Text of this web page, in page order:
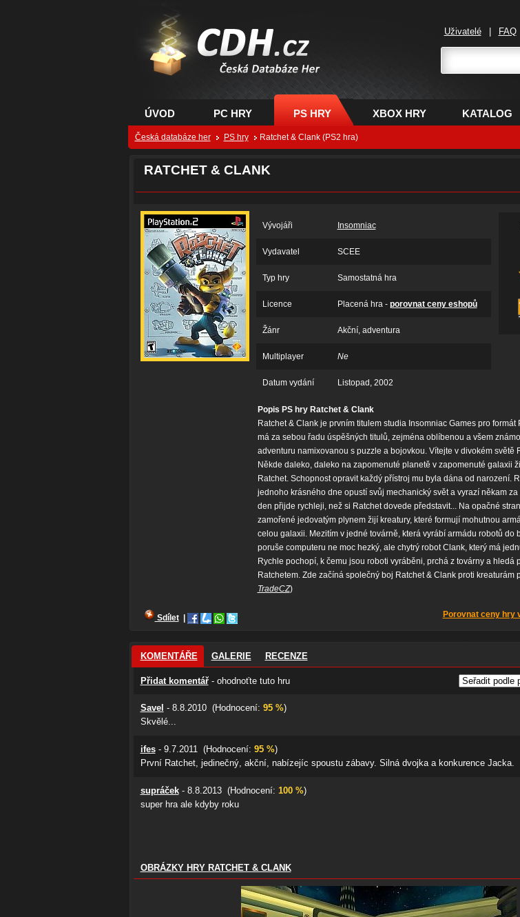
CDH.cz - hry na PC,
PS, XBOX - Česká
databáze her
Uživatelé FAQ
ÚVOD PC HRY PS HRY XBOX HRY KATALOG
Česká databáze her PS hry Ratchet & Clank (PS2 hra)
RATCHET & CLANK
Vývojáři Insomniac
Vydavatel SCEE
Typ hry Samostatná hra
Licence Placená hra - porovnat ceny eshopů
Žánr Akční, adventura
Multiplayer Ne
Datum vydání Listopad, 2002
Popis PS hry Ratchet & Clank
Ratchet & Clank je prvním titulem studia Insomniac Games pro formát
má za sebou řadu úspěšných titulů, zejména oblíbenou a všem
adventuru namixovanou s puzzle a bojovkou. Vítejte v divokém světě
Někde daleko, daleko na zapomenuté planetě v zapomenuté galaxii
Ratchet. Schopnost opravit každý přístroj mu byla dána od narození.
jednoho krásného dne opustí svůj mechanický svět a vyrazí někam
den přijde rychleji, než si Ratchet dovede představit... Na opačné
zamořené jedovatým plynem žijí kreatury, které formují mohutnou
celou galaxii. Mezitím v jedné továrně, která vyrábí armádu robotů do
poruše computeru ne moc hezký, ale chytrý robot Clank, který má
Rychle pochopí, k čemu jsou roboti vyráběni, prchá z továrny a hledá
Ratchetem. Zde začíná společný boj Ratchet & Clank proti kreaturám
TradeCZ)
Sdílet Porovnat ceny hry
KOMENTÁŘE GALERIE RECENZE
Přidat komentář- ohodnoťte tuto hru
Savel - 8.8.2010 (Hodnocení: 95 %)
Skvělé...
ifes- 9.7.2011 (Hodnocení: 95 %)
První Ratchet, jedinečný, akční, nabízejíc spoustu zábavy. Silná dvojka a konkurence Jacka.
supráček- 8.8.2013 (Hodnocení: 100 %)
super hra ale kdyby roku
OBRÁZKY HRY RATCHET & CLANK